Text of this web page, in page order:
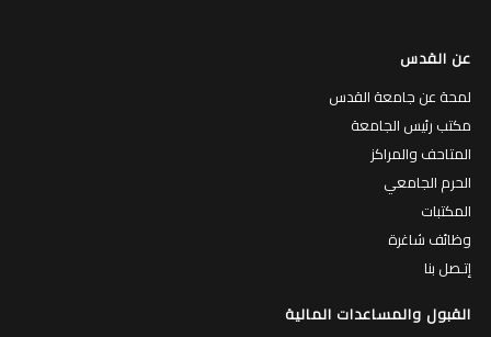
عن القدس
لمحة عن جامعة القدس
مكتب رئيس الجامعة
المتاحف والمراكز
الحرم الجامعي
المكتبات
وظائف شاغرة
إتـصل بنا
القبول والمساعدات المالية